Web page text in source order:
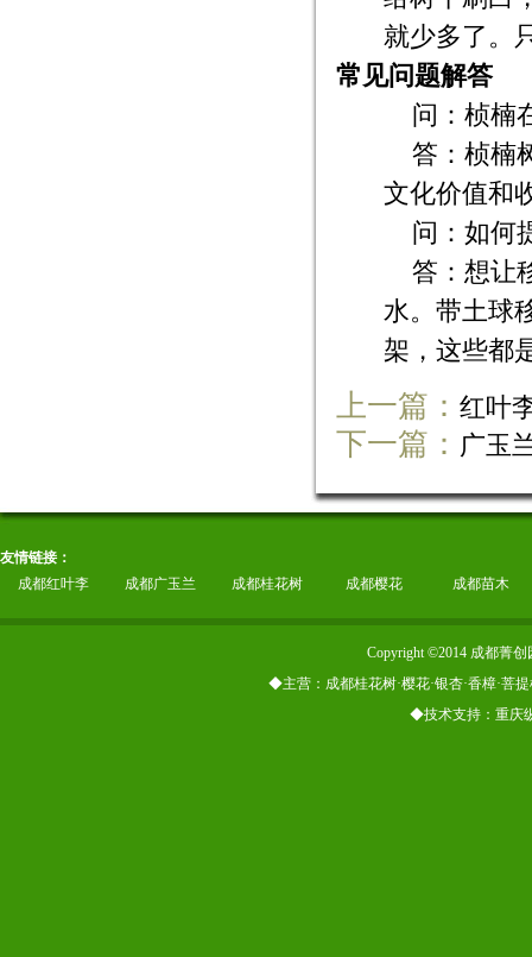
就少多了。
常见问题解答
问：桢楠
答：桢楠
文化价值和
问：如何
答：想让
水。带土球
架，这些都
上一篇： 红叶
下一篇： 广玉
友情链接：
成都红叶李
成都广玉兰 成都桂花树 成都樱花 成都苗木
Copyright ©2014 成都菁
◆主营：成都桂花树·樱花·银杏·香樟·菩
◆技术支持：重庆